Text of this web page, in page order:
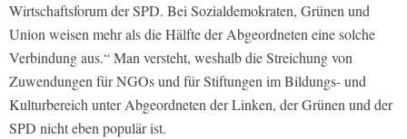
Wirtschaftsforum der SPD. Bei Sozialdemokraten, Grünen und
Union weisen mehr als die Hälfte der Abgeordneten eine solche
Verbindung aus.“ Man versteht, weshalb die Streichung von
Zuwendungen für NGOs und für Stiftungen im Bildungs- und
Kulturbereich unter Abgeordneten der Linken, der Grünen und der
SPD nicht eben populär ist.